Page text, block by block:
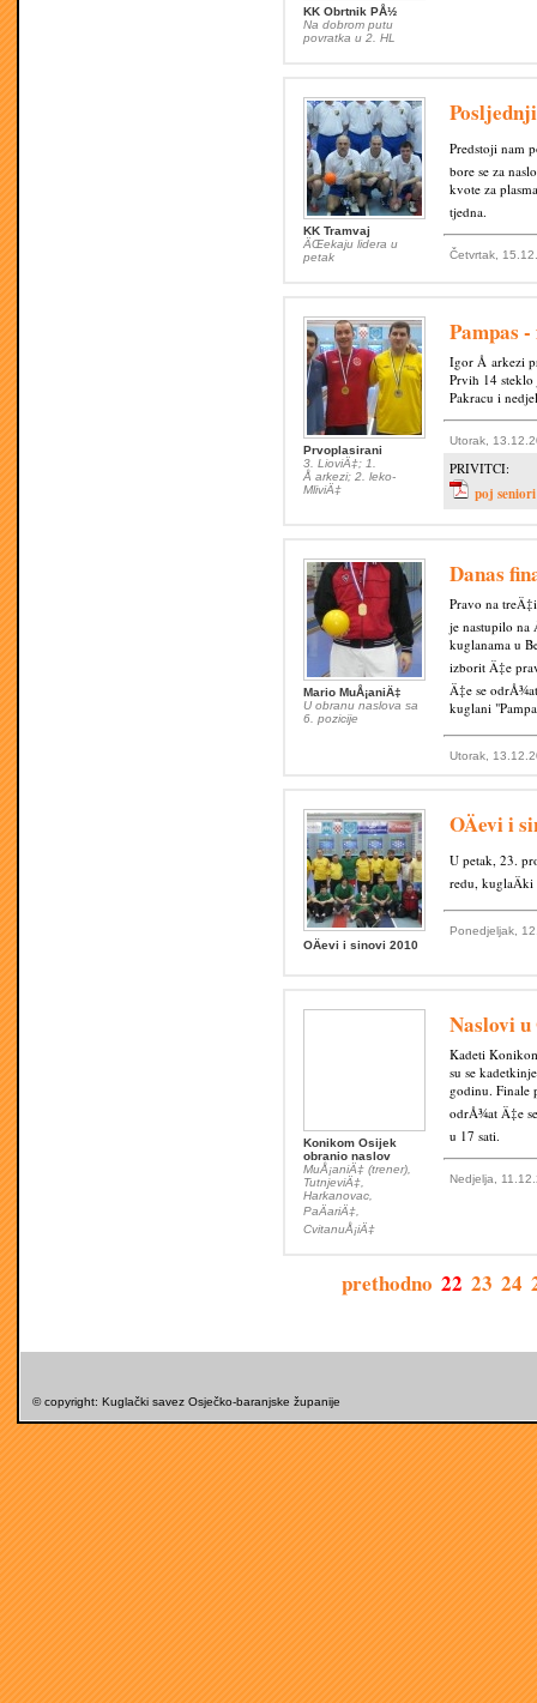
KK Obrtnik PÅ½
Na dobrom putu
povratka u 2. HL
KK Tramvaj
ÄŒekaju lidera u
petak
Predstoji nam
bore se za
kvote za
tjedna.
Četvrtak,
Prvoplasirani
3. LioviÄ‡; 1.
Å arkezi; 2. leko-
MliviÄ‡
Pampas
Igor Å arkezi
Prvih 14 steklo
Pakracu i
Utorak,
PRIVITCI:
poj
Mario MuÅ¡aniÄ‡
U obranu naslova sa
6. pozicije
Danas
Pravo na
je nastupilo na
kuglanama u
izborit Ä‡e
Ä‡e se
kuglani
Utorak,
OÄevi i sinovi 2010
OÄevi i
U petak, 23.
redu,
Ponedjeljak,
Konikom Osijek
obranio naslov
MuÅ¡aniÄ‡ (trener),
TutnjeviÄ‡,
Harkanovac,
PaÄariÄ‡,
CvitanuÅ¡iÄ‡
Naslovi
Kadeti
su se
godinu. Finale
odrÅ¾at Ä‡e
u 17 sati.
Nedjelja,
prethodno 22 23 24
© copyright: Kuglački savez Osječko-baranjske županije